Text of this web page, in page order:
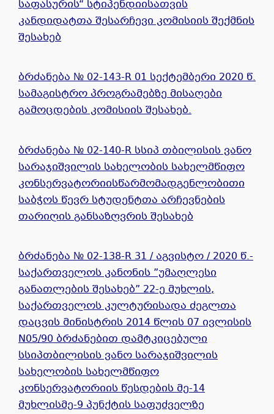
საფასურის“ სტიპენდიისათვის
კანდიდატთა შესარჩევი კომისიის შექმნის
შესახებ
ბრძანება № 02-143-R 01 სექტემბერი 2020 წ.
სამაგისტრო პროგრამებზე მისაღები
გამოცდების კომისიის შესახებ.
ბრძანება № 02-140-R სსიპ თბილისის ვანო
სარაჯიშვილის სახელობის სახელმწიფო
კონსერვატორიისწარმომადგენლობითი
საბჭოს წევრ სტუდენტთა არჩევნების
თარიღის განსაზღვრის შესახებ
ბრძანება № 02-138-R 31 / აგვისტო / 2020 წ.-
საქართველოს კანონის ”უმაღლესი
განათლების შესახებ” 22-ე მუხლის,
საქართველოს კულტურისადა ძეგლთა
დაცვის მინისტრის 2014 წლის 07 ივლისის
N05/90 ბრძანებით დამტკიცებული
სსიპთბილისის ვანო სარაჯიშვილის
სახელობის სახელმწიფო
კონსერვატორიის წესდების მე-14
მუხლისმე-9 პუნქტის საფუძველზე